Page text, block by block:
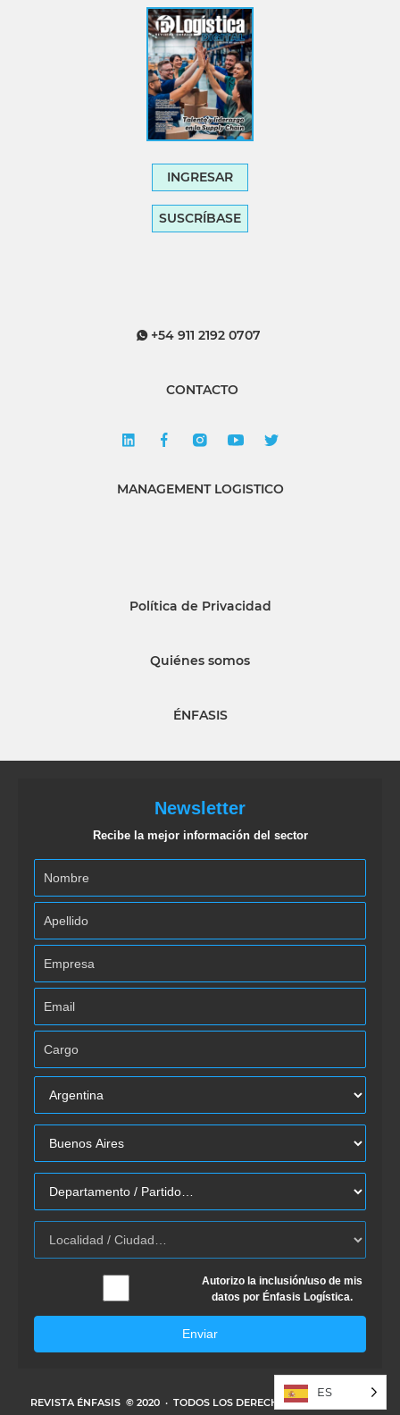
INGRESAR
SUSCRÍBASE
+54 911 2192 0707
CONTACTO
MANAGEMENT LOGISTICO
Política de Privacidad
Quiénes somos
ÉNFASIS
Newsletter
Recibe la mejor información del sector
Autorizo la inclusión/uso de mis
datos por Énfasis Logística.
Enviar
REVISTA ÉNFASIS © 2020 · TODOS LOS DERECHOS RESERVADOS
ES